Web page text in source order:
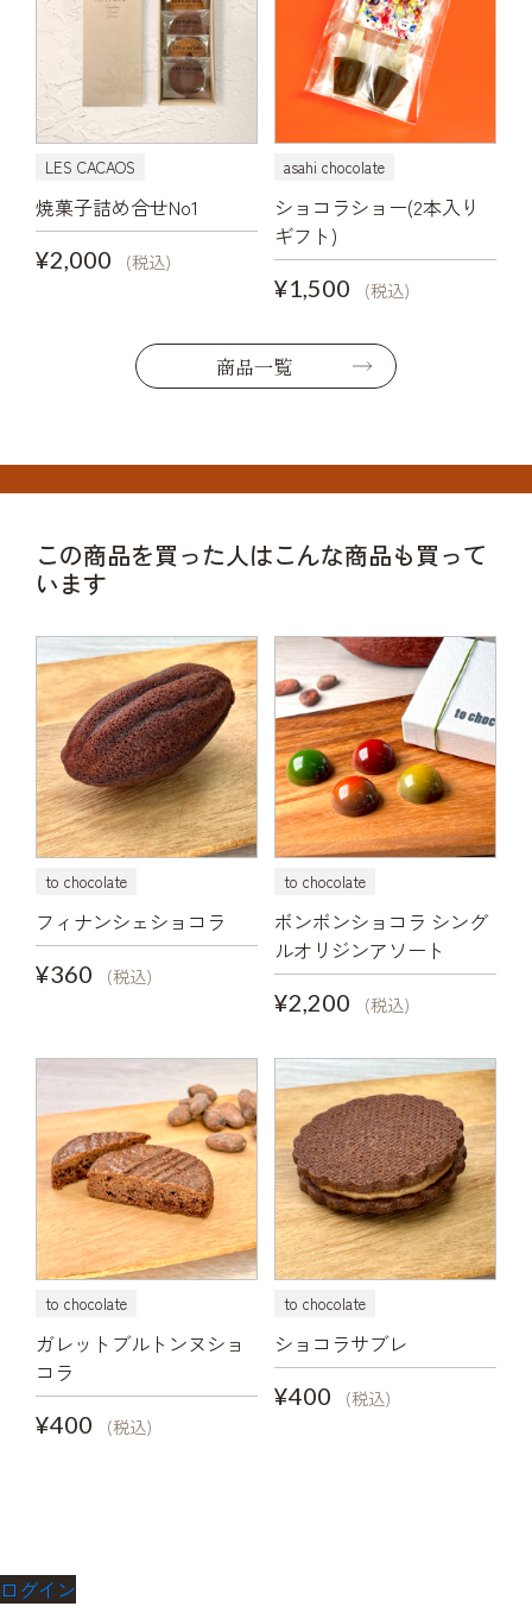
LES CACAOS
焼菓子詰め合せNo1
¥2,000
(税込)
asahi chocolate
ショコラショー(2本入り
ギフト)
¥1,500
(税込)
商品一覧
この商品を買った人はこんな商品も買って
います
to chocolate
フィナンシェショコラ
¥360
(税込)
to chocolate
ボンボンショコラ シング
ルオリジンアソート
¥2,200
(税込)
to chocolate
ガレットブルトンヌショ
コラ
¥400
(税込)
to chocolate
ショコラサブレ
¥400
(税込)
ログイン